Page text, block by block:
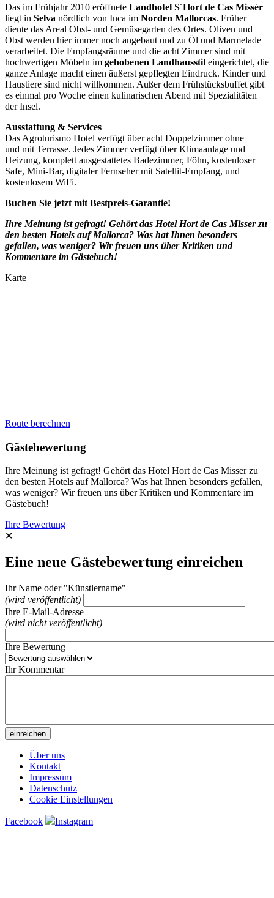
Das im Frühjahr 2010 eröffnete Landhotel S´Hort de Cas Missèr
liegt in Selva nördlich von Inca im Norden Mallorcas. Früher
diente das Areal Obst- und Gemüsegarten des Ortes. Oliven und
Obst werden hier immer noch angebaut und zu Öl und Marmelade
verarbeitet. Die Empfangsräume und die acht Zimmer sind mit
hochwertigen Möbeln im gehobenen Landhausstil eingerichtet, die
ganze Anlage macht einen äußerst gepflegten Eindruck. Kinder und
Haustiere sind nicht willkommen. Außer dem Frühstücksbuffet gibt
es einmal pro Woche einen kulinarischen Abend mit Spezialitäten
der Insel.
Ausstattung & Services
Das Agroturismo Hotel verfügt über acht Doppelzimmer ohne
und mit Terrasse. Jedes Zimmer verfügt über Klimaanlage und
Heizung, komplett ausgestattetes Badezimmer, Föhn, kostenloser
Safe, Mini-Bar, digitaler Fernseher mit Satellit-Empfang, und
kostenlosem WiFi.
Buchen Sie jetzt mit Bestpreis-Garantie!
Ihre Meinung ist gefragt! Gehört das Hotel Hort de Cas Misser zu
den besten Hotels auf Mallorca? Was hat Ihnen besonders
gefallen, was weniger? Wir freuen uns über Kritiken und
Kommentare im Gästebuch!
Karte
Route berechnen
Gästebewertung
Ihre Meinung ist gefragt! Gehört das Hotel Hort de Cas Misser zu
den besten Hotels auf Mallorca? Was hat Ihnen besonders gefallen,
was weniger? Wir freuen uns über Kritiken und Kommentare im
Gästebuch!
Ihre Bewertung
✕
Eine neue Gästebewertung einreichen
Ihr Name oder "Künstlername"
(wird veröffentlicht)
Ihre E-Mail-Adresse
(wird nicht veröffentlicht)
Ihre Bewertung
Ihr Kommentar
Über uns
Kontakt
Impressum
Datenschutz
Cookie Einstellungen
Facebook Instagram